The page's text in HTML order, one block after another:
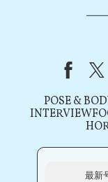
POSE &
INTERVIEW
最新